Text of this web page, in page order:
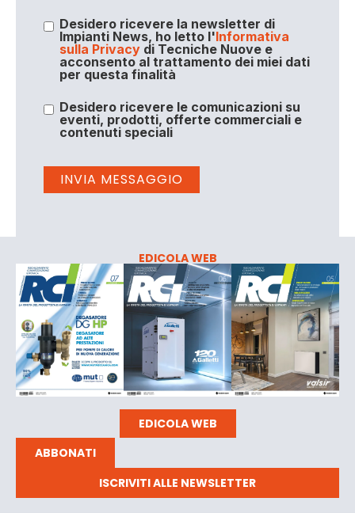
Desidero ricevere la newsletter di
Impianti News, ho letto l'Informativa
sulla Privacydi Tecniche Nuove e
acconsento al trattamento dei miei dati
per questa finalità
Desidero ricevere le comunicazioni su
eventi, prodotti, offerte commerciali e
contenuti speciali
EDICOLA WEB
EDICOLA WEB
ABBONATI
ISCRIVITI ALLE NEWSLETTER